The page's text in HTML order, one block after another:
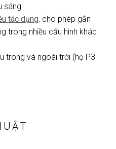
sáng
tác dụng, cho phép gắn
trong nhiều cấu hình khác
trong và ngoài trời (họ P3